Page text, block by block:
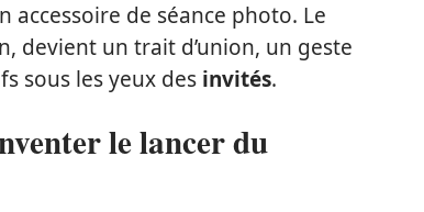
accessoire de séance photo. Le
devient un trait d’union, un geste
sous les yeux des invités.
le lancer du